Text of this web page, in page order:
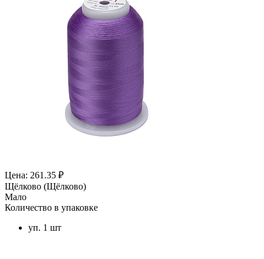
Цена: 261.35 ₽
Щёлково (Щёлково)
Мало
Количество в упаковке
уп. 1 шт